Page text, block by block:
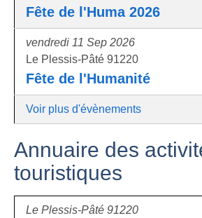
Fête de l'Huma 2026
vendredi 11 Sep 2026
Le Plessis-Pâté 91220
Fête de l'Humanité
Voir plus d'évènements
Annuaire des
touristiques
Le Plessis-Pâté 91220